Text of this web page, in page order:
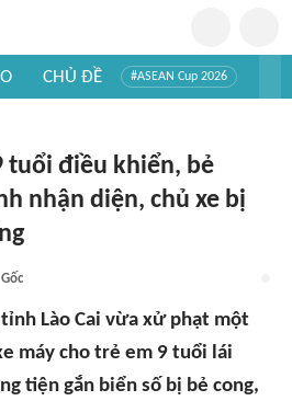
CHỦ ĐỀ #ASEAN Cup 2026
tuổi điều khiển, bẻ
nhận diện, chủ xe bị
Gốc
tỉnh Lào Cai vừa xử phạt một
máy cho trẻ em 9 tuổi lái
tiện gắn biển số bị bẻ cong,